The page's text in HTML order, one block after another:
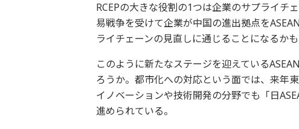
RCEPの大きな役割の1つは企業のサプライチ
易戦争を受けて企業が中国の進出拠点を
ライチェーンの見直しに通じることになるかも
このように新たなステージを迎えている
ろうか。都市化への対応という面では、来年
イノベーションや技術開発の分野でも「日
進められている。